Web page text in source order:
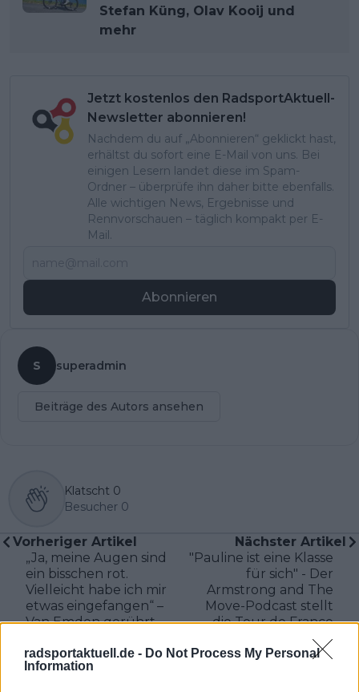
radsportaktuell.de - Do Not Process My Personal
Information
Stefan Küng, Olav Kooij und
mehr
Jetzt kostenlos den RadsportAktuell-
Newsletter abonnieren!
Nachdem du auf „Abonnieren“ geklickt hast,
erhältst du sofort eine E-Mail von uns. Bei
einigen Lesern landet diese im Spam-
Ordner – überprüfe ihn daher bitte ebenfalls.
Alle wichtigen News, Ergebnisse und
Rennvorschauen – täglich kompakt per E-
Mail.
Abonnieren
S superadmin
Beiträge des Autors ansehen
Klatscht 0
Besucher 0
Vorheriger Artikel
„Ja, meine Augen sind
ein bisschen rot.
Vielleicht habe ich mir
etwas eingefangen“ –
Van Emden gerührt
Triumph bei der Tour
de France Femmes
Nächster Artikel
"Pauline ist eine Klasse
für sich" - Der
Armstrong and The
Move-Podcast stellt
die Tour de France
Femmes 2025 vor